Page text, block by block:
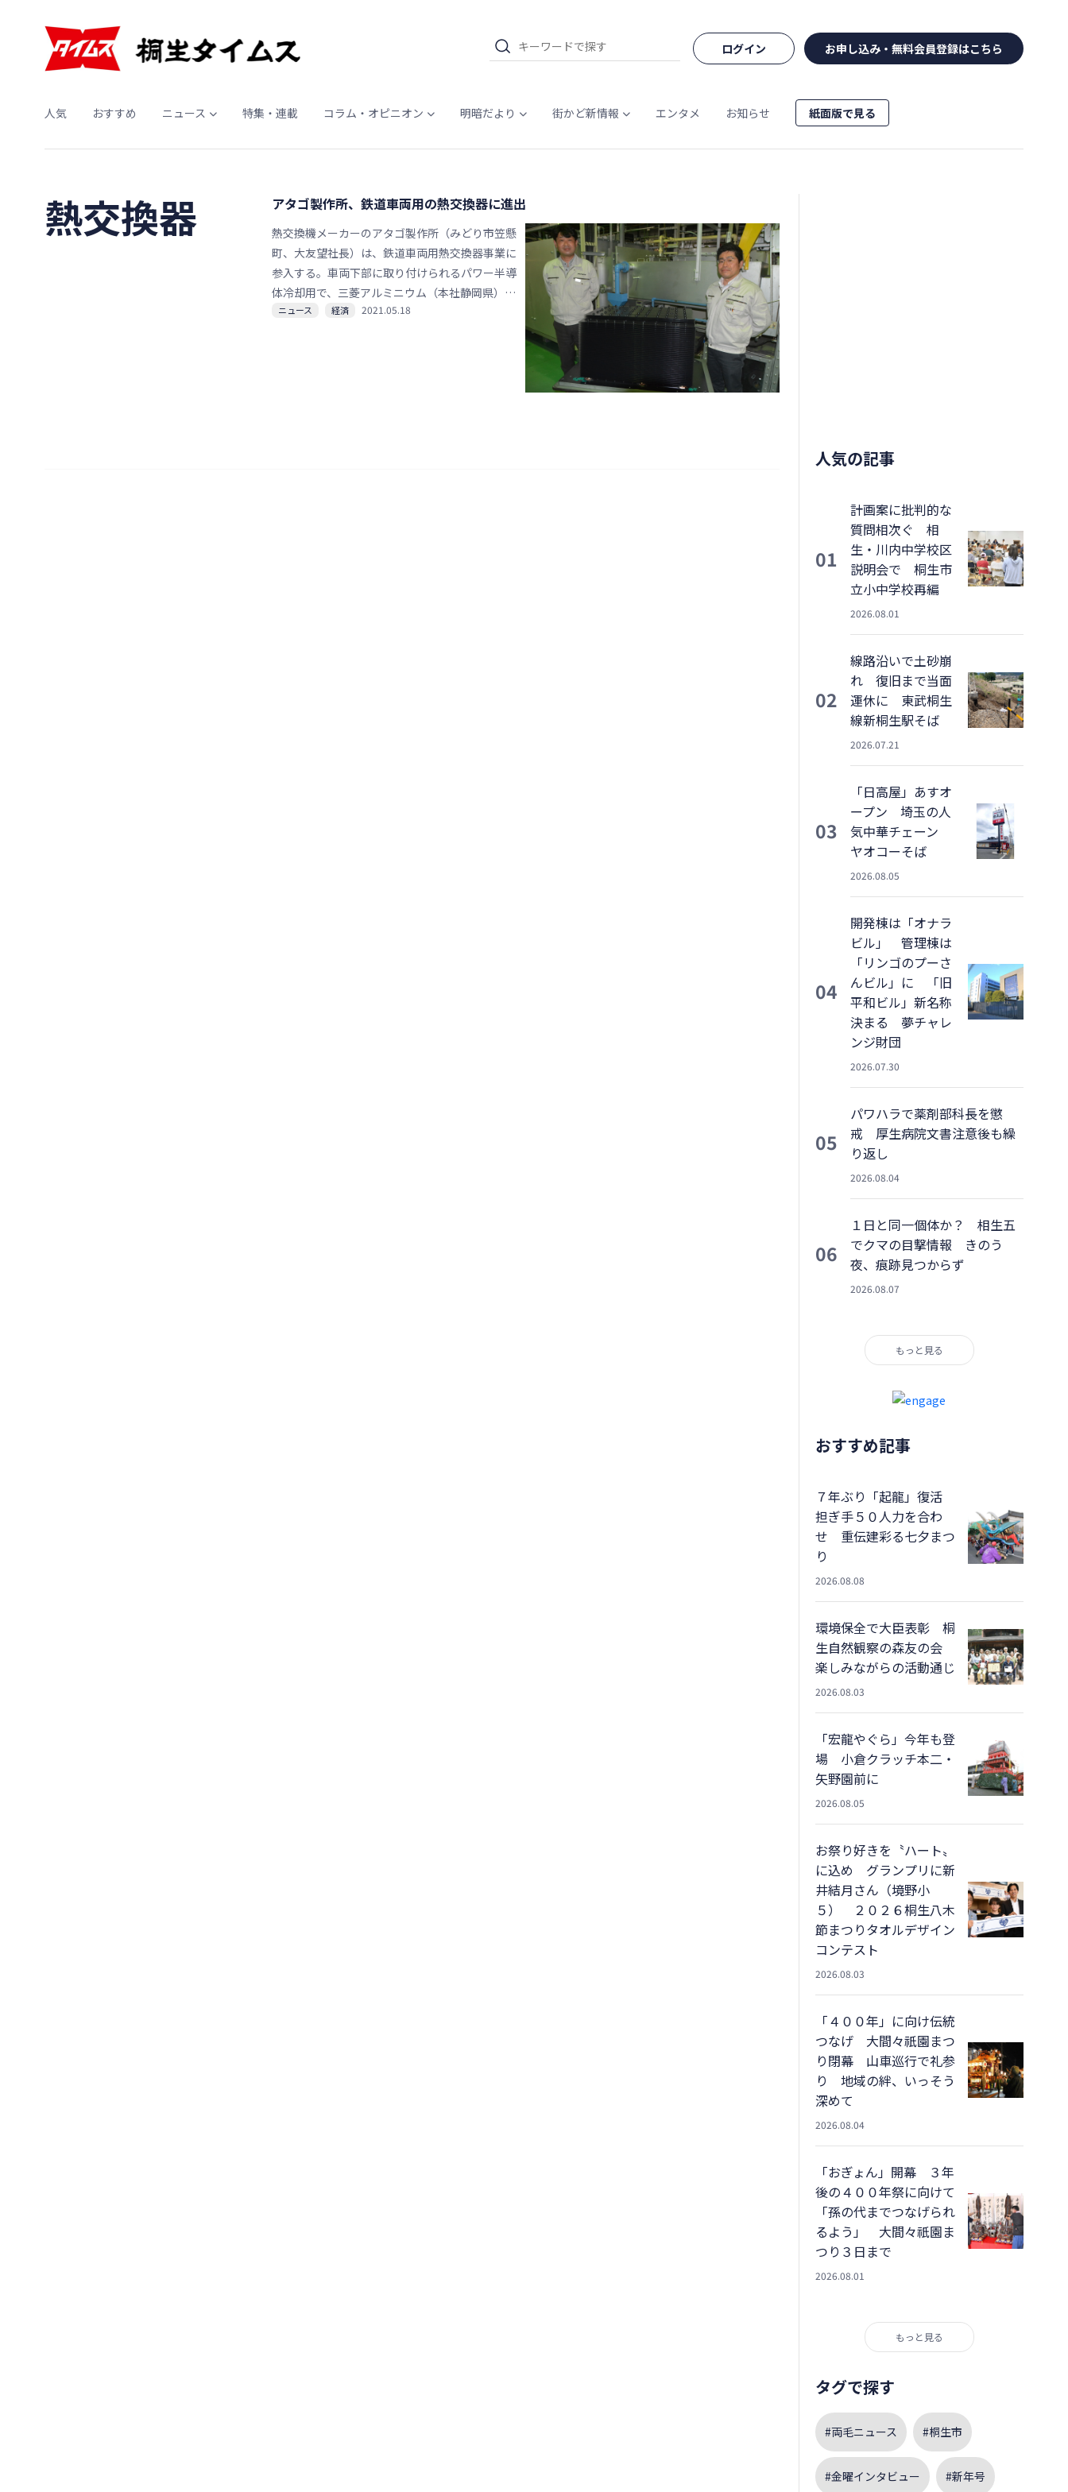
ログイン お申し込み・無料会員登録はこちら
人気 おすすめ ニュース 特集・連載 コラム・オピニオン 明暗だより 街かど新情報 エンタメ お知らせ 紙面版で見る
熱交換器 アタゴ製作所、鉄道車両用の熱交換器に進出
熱交換機メーカーのアタゴ製作所（みどり市笠懸
町、大友望社長）は、鉄道車両用熱交換器事業に
参入する。車両下部に取り付けられるパワー半導
体冷却用で、三菱アルミニウム（本社静岡県）の
同事業を買収した。１０月をめどに生産を開始
ニュース 経済 2021.05.18
人気の記事
01
計画案に批判的な
質問相次ぐ 相
生・川内中学校区
説明会で 桐生市
立小中学校再編
2026.08.01
02
線路沿いで土砂崩
れ 復旧まで当面
運休に 東武桐生
線新桐生駅そば
2026.07.21
03
「日高屋」あすオ
ープン 埼玉の人
気中華チェーン
ヤオコーそば
2026.08.05
04
開発棟は「オナラ
ビル」 管理棟は
「リンゴのプーさ
んビル」に 「旧
平和ビル」新名称
決まる 夢チャレ
ンジ財団
2026.07.30
05
パワハラで薬剤部科長を懲
戒 厚生病院文書注意後も繰
り返し
2026.08.04
06
１日と同一個体か？ 相生五
でクマの目撃情報 きのう
夜、痕跡見つからず
2026.08.07
もっと見る
おすすめ記事
７年ぶり「起龍」復活
担ぎ手５０人力を合わ
せ 重伝建彩る七夕まつ
り
2026.08.08
環境保全で大臣表彰 桐
生自然観察の森友の会
楽しみながらの活動通じ
2026.08.03
「宏龍やぐら」今年も登
場 小倉クラッチ本二・
矢野園前に
2026.08.05
お祭り好きを〝ハート〟
に込め グランプリに新
井結月さん（境野小
５） ２０２６桐生八木
節まつりタオルデザイン
コンテスト
2026.08.03
「４００年」に向け伝統
つなげ 大間々祇園まつ
り閉幕 山車巡行で礼参
り 地域の絆、いっそう
深めて
2026.08.04
「おぎょん」開幕 ３年
後の４００年祭に向けて
「孫の代までつなげられ
るよう」 大間々祇園ま
つり３日まで
2026.08.01
もっと見る
タグで探す
#両毛ニュース #桐生市
#金曜インタビュー #新年号